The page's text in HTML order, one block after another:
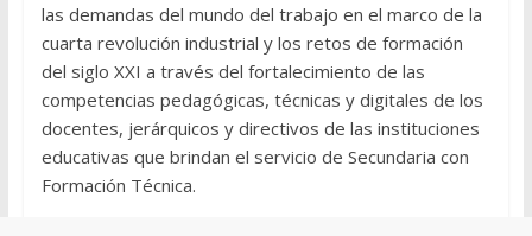
las demandas del mundo del trabajo en el marco de la
cuarta revolución industrial y los retos de formación
del siglo XXI a través del fortalecimiento de las
competencias pedagógicas, técnicas y digitales de los
docentes, jerárquicos y directivos de las instituciones
educativas que brindan el servicio de Secundaria con
Formación Técnica.